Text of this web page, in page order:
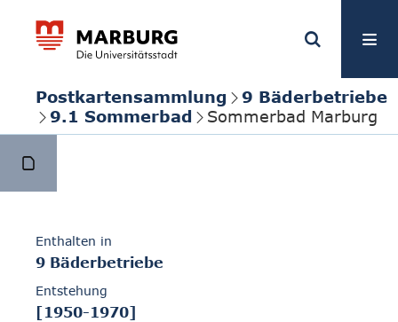
Postkartensammlung
9 Bäderbetriebe
9.1 Sommerbad
Sommerbad Marburg
Enthalten in
9 Bäderbetriebe
Entstehung
[1950-1970]